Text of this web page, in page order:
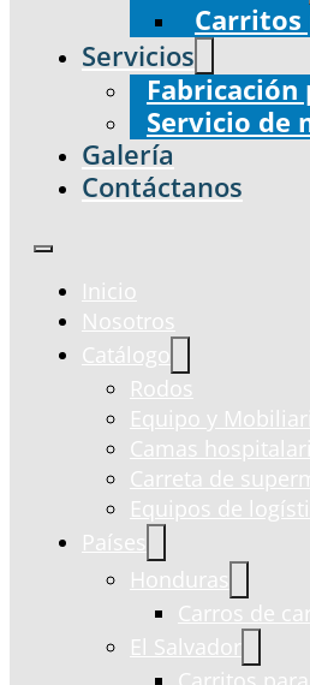
Carritos
Servicios
Fabricación
Servicio de
Galería
Contáctanos
Inicio
Nosotros
Catálogo
Rodos
Equipo y
Camas
Carreta de
Equipos de
Países
Honduras
Carros de
El Salvador